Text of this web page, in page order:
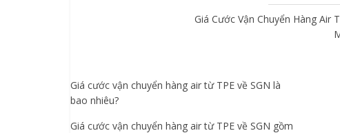
Giá Cước Vận Chuyển Hàng Air
Giá cước vận chuyển hàng air từ TPE về SGN là
bao nhiêu?
Giá cước vận chuyển hàng air từ TPE về SGN gồm